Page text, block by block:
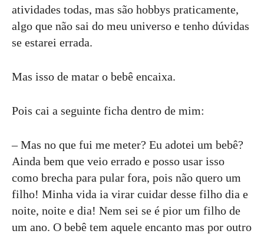
atividades todas, mas são hobbys praticamente,
algo que não sai do meu universo e tenho dúvidas
se estarei errada.
Mas isso de matar o bebê encaixa.
Pois cai a seguinte ficha dentro de mim:
– Mas no que fui me meter? Eu adotei um bebê?
Ainda bem que veio errado e posso usar isso
como brecha para pular fora, pois não quero um
filho! Minha vida ia virar cuidar desse filho dia e
noite, noite e dia! Nem sei se é pior um filho de
um ano. O bebê tem aquele encanto mas por outro